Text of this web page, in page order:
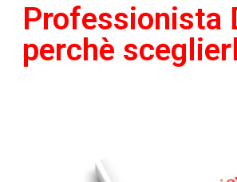
Professionista
perchè